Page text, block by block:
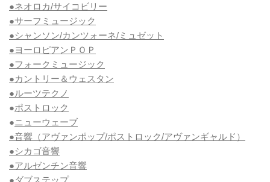
●ネオロカ/サイコビリー
●サーフミュージック
●シャンソン/カンツォーネ/ミュゼット
●ヨーロピアンＰＯＰ
●フォークミュージック
●カントリー＆ウェスタン
●ルーツテクノ
●ポストロック
●ニューウェーブ
●音響（アヴァンポップ/ポストロック/アヴァンギャルド）
●シカゴ音響
●アルゼンチン音響
●ダブステップ